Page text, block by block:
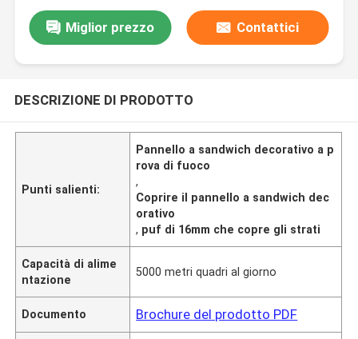
Miglior prezzo Contattici
DESCRIZIONE DI PRODOTTO
Punti salienti:
Pannello a sandwich decorativo a p
rova di fuoco
,
Coprire il pannello a sandwich dec
orativo
, puf di 16mm che copre gli strati
Capacità di alime
ntazione
5000 metri quadri al giorno
Documento Brochure del prodotto PDF